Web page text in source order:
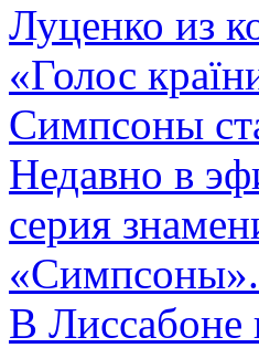
Луценко из
«Голос
Симпсоны
Недавно в
серия
В Лиссабоне